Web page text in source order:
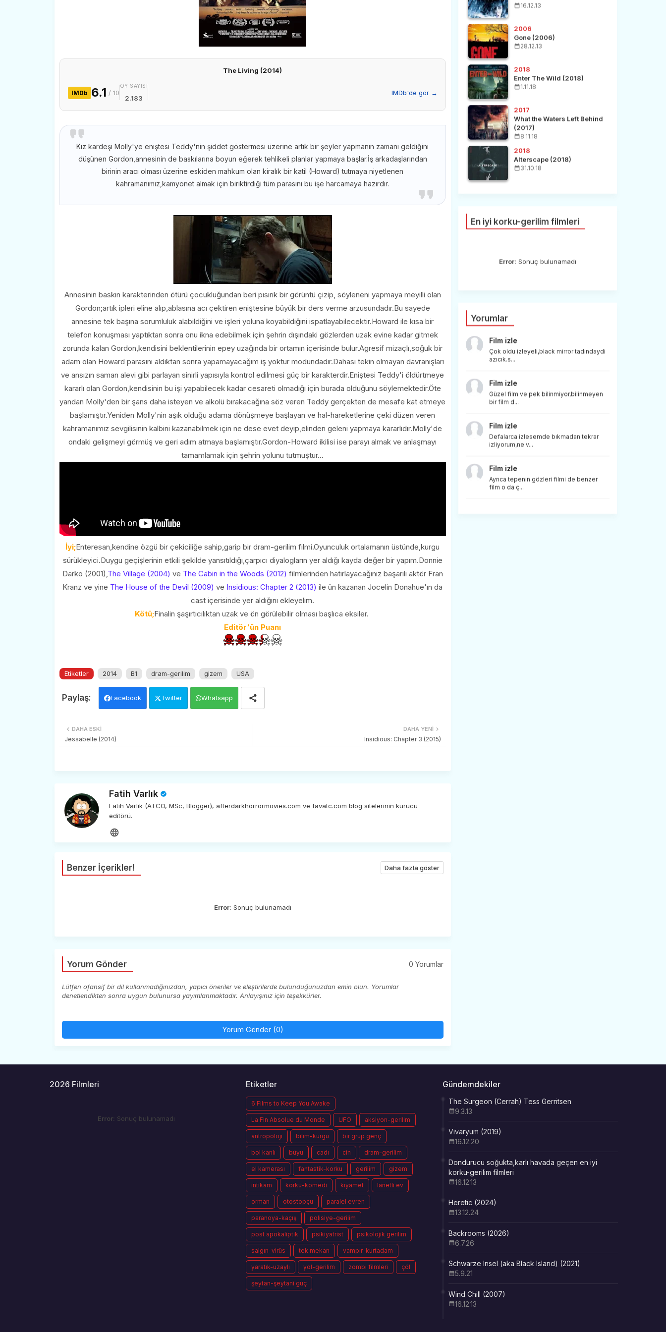
The Living (2014)
IMDb 6.1 / 10
OY SAYISI
2.183
IMDb'de gör →
Kız kardeşi Molly'ye eniştesi Teddy'nin şiddet göstermesi üzerine artık bir şeyler yapmanın zamanı geldiğini
düşünen Gordon,annesinin de baskılarına boyun eğerek tehlikeli planlar yapmaya başlar.İş arkadaşlarından
birinin aracı olması üzerine eskiden mahkum olan kiralık bir katil (Howard) tutmaya niyetlenen
kahramanımız,kamyonet almak için biriktirdiği tüm parasını bu işe harcamaya hazırdır.
Annesinin baskın karakterinden ötürü çocukluğundan beri pısırık bir görüntü çizip, söyleneni yapmaya meyilli olan
Gordon;artık ipleri eline alıp,ablasına acı çektiren eniştesine büyük bir ders verme arzusundadır.Bu sayede
annesine tek başına sorumluluk alabildiğini ve işleri yoluna koyabildiğini ispatlayabilecektir.Howard ile kısa bir
telefon konuşması yaptıktan sonra onu ikna edebilmek için şehrin dışındaki gözlerden uzak evine kadar gitmek
zorunda kalan Gordon,kendisini beklentilerinin epey uzağında bir ortamın içerisinde bulur.Agresif mizaçlı,soğuk bir
adam olan Howard parasını aldıktan sonra yapamayacağım iş yoktur modundadır.Dahası tekin olmayan davranışları
ve ansızın saman alevi gibi parlayan sinirli yapısıyla kontrol edilmesi güç bir karakterdir.Eniştesi Teddy'i öldürtmeye
kararlı olan Gordon,kendisinin bu işi yapabilecek kadar cesareti olmadığı için burada olduğunu söylemektedir.Öte
yandan Molly'den bir şans daha isteyen ve alkolü bırakacağına söz veren Teddy gerçekten de mesafe kat etmeye
başlamıştır.Yeniden Molly'nin aşık olduğu adama dönüşmeye başlayan ve hal-hareketlerine çeki düzen veren
kahramanımız sevgilisinin kalbini kazanabilmek için ne dese evet deyip,elinden geleni yapmaya kararlıdır.Molly'de
ondaki gelişmeyi görmüş ve geri adım atmaya başlamıştır.Gordon-Howard ikilisi ise parayı almak ve anlaşmayı
tamamlamak için şehrin yolunu tutmuştur...
İyi;Enteresan,kendine özgü bir çekiciliğe sahip,garip bir dram-gerilim filmi.Oyunculuk ortalamanın üstünde,kurgu
sürükleyici.Duygu geçişlerinin etkili şekilde yansıtıldığı,çarpıcı diyalogların yer aldığı kayda değer bir yapım.Donnie
Darko (2001),The Village (2004) ve The Cabin in the Woods (2012) filmlerinden hatırlayacağınız başarılı aktör Fran
Kranz ve yine The House of the Devil (2009) ve Insidious: Chapter 2 (2013) ile ün kazanan Jocelin Donahue'ın da
cast içerisinde yer aldığını ekleyelim.
Kötü;Finalin şaşırtıcılıktan uzak ve ön görülebilir olması başlıca eksiler.
Editör'ün Puanı
Etiketler 2014 B1 dram-gerilim gizem USA
Facebook Twitter Whatsapp
DAHA YENI
Insidious: Chapter 3 (2015)
DAHA ESKI
Jessabelle (2014)
Fatih Varlık
Fatih Varlık (ATCO, MSc, Blogger), afterdarkhorrormovies.com ve favatc.com blog sitelerinin kurucu
editörü.
Benzer İçerikler! Daha fazla göster
Error: Sonuç bulunamadı
Yorum Gönder 0 Yorumlar
Lütfen ofansif bir dil kullanmadığınızdan, yapıcı öneriler ve eleştirilerde bulunduğunuzdan emin olun. Yorumlar
denetlendikten sonra uygun bulunursa yayımlanmaktadır. Anlayışınız için teşekkürler.
Yorum Gönder (0)
16.12.13
2006
Gone (2006)
28.12.13
2018
Enter The Wild (2018)
1.11.18
2017
What the Waters Left Behind
(2017)
8.11.18
2018
Alterscape (2018)
31.10.18
En iyi korku-gerilim filmleri
Error: Sonuç bulunamadı
Yorumlar
Film izle
Çok oldu izleyeli,black mirror tadindaydi
azıcık.s...
Film izle
Güzel film ve pek bilinmiyor,bilinmeyen
bir film d...
Film izle
Defalarca izlesemde bıkmadan tekrar
izliyorum,ne v...
Film izle
Ayrıca tepenin gözleri filmi de benzer
film o da ç...
2026 Filmleri
Error: Sonuç bulunamadı
Etiketler
6 Films to Keep You Awake
La Fin Absolue du Monde UFO aksiyon-gerilim
antropoloji bilim-kurgu bir grup genç
bol kanlı büyü cadı cin dram-gerilim
el kamerası fantastik-korku gerilim gizem
intikam korku-komedi kıyamet lanetli ev
orman otostopçu paralel evren
paranoya-kaçış polisiye-gerilim
post apokaliptik psikiyatrist psikolojik gerilim
salgın-virüs tek mekan vampir-kurtadam
yaratık-uzaylı yol-gerilim zombi filmleri çöl
şeytan-şeytani güç
Gündemdekiler
The Surgeon (Cerrah) Tess Gerritsen
9.3.13
Vivaryum (2019)
16.12.20
Dondurucu soğukta,karlı havada geçen en iyi
korku-gerilim filmleri
16.12.13
Heretic (2024)
13.12.24
Backrooms (2026)
6.7.26
Schwarze Insel (aka Black Island) (2021)
5.9.21
Wind Chill (2007)
16.12.13